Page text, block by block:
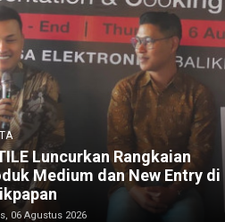
Luncurkan Rangkaian
Medium dan New Entry di
06 Agustus 2026